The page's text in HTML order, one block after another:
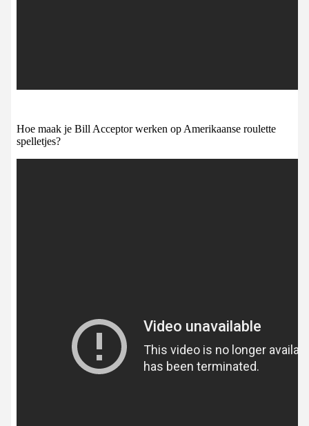
Hoe maak je Bill Acceptor werken op Amerikaanse roulette
spelletjes?